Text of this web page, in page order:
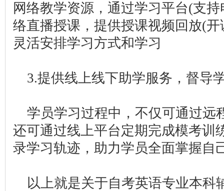
网络教学资源，通过学习平台(支
络直播授课，提供授课视频回放(
灵活安排学习方式和学习
3.提供线上线下助学服务，督导
学员学习过程中，不仅可通过远
还可通过线上平台定期完成模考训
录学习轨迹，助力学员全面掌握自
以上就是关于自考英语专业本科